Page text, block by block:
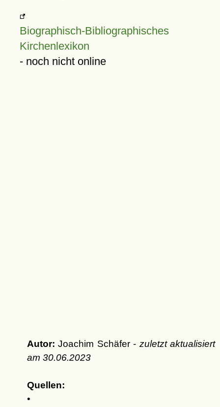
Biographisch-Bibliographisches
Kirchenlexikon
- noch nicht online
Autor: Joachim Schäfer - zuletzt aktualisiert
am 30.06.2023
Quellen:
•